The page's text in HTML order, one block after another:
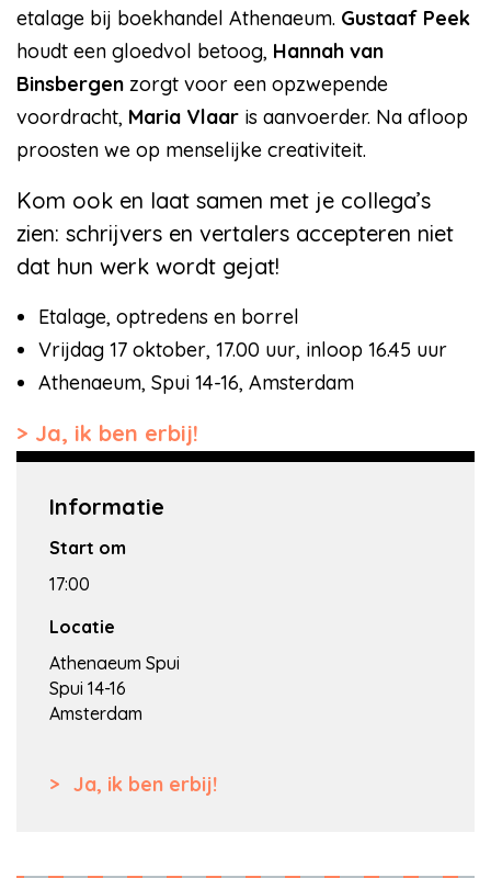
etalage bij boekhandel Athenaeum. Gustaaf Peek
houdt een gloedvol betoog, Hannah van
Binsbergen zorgt voor een opzwepende
voordracht, Maria Vlaar is aanvoerder. Na afloop
proosten we op menselijke creativiteit.
Kom ook en laat samen met je collega’s
zien: schrijvers en vertalers accepteren niet
dat hun werk wordt gejat!
Etalage, optredens en borrel
Vrijdag 17 oktober, 17.00 uur, inloop 16.45 uur
Athenaeum, Spui 14-16, Amsterdam
Ja, ik ben erbij!
Informatie
Start om
17:00
Locatie
Athenaeum Spui
Spui 14-16
Amsterdam
Ja, ik ben erbij!